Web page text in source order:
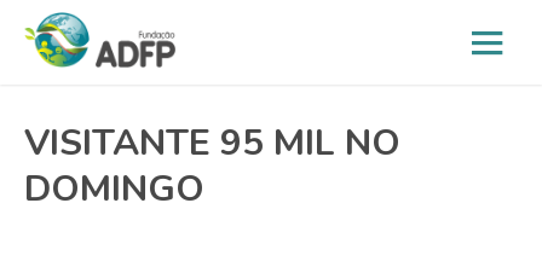
VISITANTE 95 MIL NO
DOMINGO